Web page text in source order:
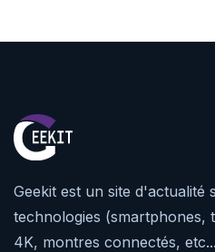
Geekit est un site d'actualité
technologies (smartphones,
4K, montres connectés,